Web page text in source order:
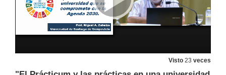
Visto 23 veces
5 de xul. de 2023
Intervención de Alba Álvarez Rodríguez